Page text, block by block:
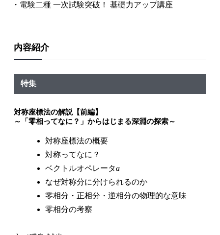
・電験二種 一次試験突破！ 基礎力アップ講座
内容紹介
特集
対称座標法の解説【前編】
～「零相ってなに？」からはじまる深淵の探索～
対称座標法の概要
対称ってなに？
ベクトルオペレータa
なぜ対称分に分けられるのか
零相分・正相分・逆相分の物理的な意味
零相分の考察